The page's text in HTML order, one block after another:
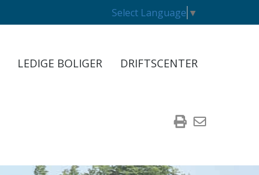
Select Language ▼
LEDIGE BOLIGER DRIFTSCENTER